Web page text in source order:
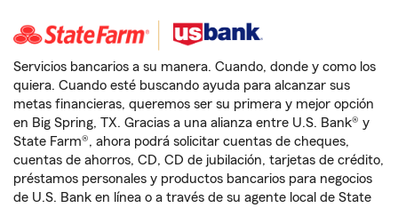
Servicios bancarios a su manera. Cuando, donde y como los
quiera. Cuando esté buscando ayuda para alcanzar sus
metas financieras, queremos ser su primera y mejor opción
en Big Spring, TX. Gracias a una alianza entre U.S. Bank® y
State Farm®, ahora podrá solicitar cuentas de cheques,
cuentas de ahorros, CD, CD de jubilación, tarjetas de crédito,
préstamos personales y productos bancarios para negocios
de U.S. Bank en línea o a través de su agente local de State